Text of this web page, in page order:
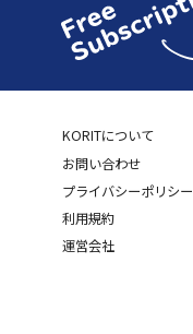
KORITについて
お問い合わせ
プライバシーポリシー
利用規約
運営会社